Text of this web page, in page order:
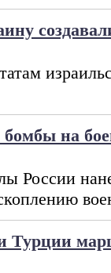
бомбы на
России